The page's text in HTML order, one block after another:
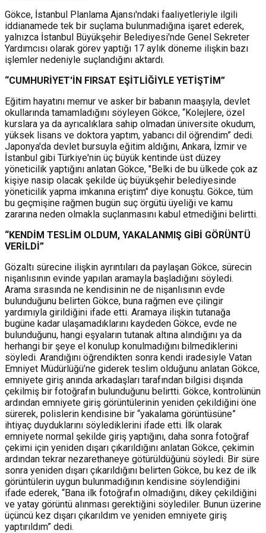
Gökce, İstanbul Planlama Ajansı'ndaki faaliyetleriyle ilgili
iddianamede tek bir suçlama bulunmadığına işaret ederek,
yalnızca İstanbul Büyükşehir Belediyesi'nde Genel Sekreter
Yardımcısı olarak görev yaptığı 17 aylık döneme ilişkin bazı
işlemler nedeniyle suçlandığını aktardı.
“CUMHURİYET'İN FIRSAT EŞİTLİĞİYLE YETİŞTİM”
Eğitim hayatını memur ve asker bir babanın maaşıyla, devlet
okullarında tamamladığını söyleyen Gökce, “Kolejlere, özel
kurslara ya da ayrıcalıklara sahip olmadan üniversite okudum,
yüksek lisans ve doktora yaptım, yabancı dil öğrendim” dedi.
Japonya'da devlet bursuyla eğitim aldığını, Ankara, İzmir ve
İstanbul gibi Türkiye'nin üç büyük kentinde üst düzey
yöneticilik yaptığını anlatan Gökce, "Belki de bu ülkede çok az
kişiye nasip olacak şekilde üç büyükşehir belediyesinde
yöneticilik yapma imkanına eriştim" diye konuştu. Gökce, tüm
bu geçmişine rağmen bugün suç örgütü üyeliği ve kamu
zararına neden olmakla suçlanmasını kabul etmediğini belirtti.
“KENDİM TESLİM OLDUM, YAKALANMIŞ GİBİ GÖRÜNTÜ
VERİLDİ”
Gözaltı sürecine ilişkin ayrıntıları da paylaşan Gökce, sürecin
nişanlısının evinde yapılan aramayla başladığını söyledi.
Arama sırasında ne kendisinin ne de nişanlısının evde
bulunduğunu belirten Gökce, buna rağmen eve çilingir
yardımıyla girildiğini ifade etti. Aramaya ilişkin tutanağa
bugüne kadar ulaşamadıklarını kaydeden Gökce, evde ne
bulunduğunu, hangi eşyaların tutanak altına alındığını ya da
herhangi bir şeye el konulup konulmadığını bilmediklerini
söyledi. Arandığını öğrendikten sonra kendi iradesiyle Vatan
Emniyet Müdürlüğü’ne giderek teslim olduğunu anlatan Gökce,
emniyete giriş anında arkadaşları tarafından bilgisi dışında
çekilmiş bir fotoğrafın bulunduğunu belirtti. Gökce, kontrolünün
ardından emniyete giriş görüntülerinin yeniden çekildiğini öne
sürerek, polislerin kendisine bir “yakalama görüntüsüne”
ihtiyaç duyduklarını söylediklerini ifade etti. İlk olarak
emniyete normal şekilde giriş yaptığını, daha sonra fotoğraf
çekimi için yeniden dışarı çıkarıldığını anlatan Gökce, çekimin
ardından tekrar nezarethaneye götürüldüğünü söyledi. Bir süre
sonra yeniden dışarı çıkarıldığını belirten Gökce, bu kez de ilk
görüntülerin uygun bulunmadığının kendisine söylendiğini
ifade ederek, “Bana ilk fotoğrafın olmadığını, dikey çekildiğini
ve yatay görüntü alınması gerektiğini söylediler. Bunun üzerine
üçüncü kez dışarı çıkarıldım ve yeniden emniyete giriş
yaptırıldım” dedi.